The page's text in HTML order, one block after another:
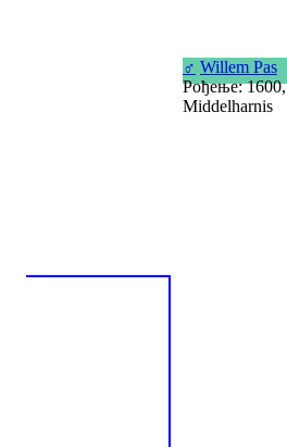
♂ Willem Pas
Рођење: 1600,
Middelharnis